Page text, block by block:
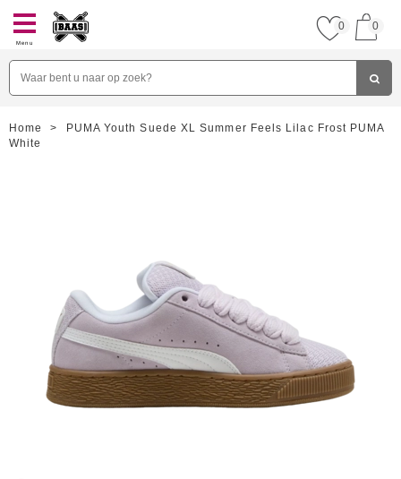
Menu
0 0
Home >
PUMA Youth Suede XL Summer Feels Lilac Frost PUMA
White